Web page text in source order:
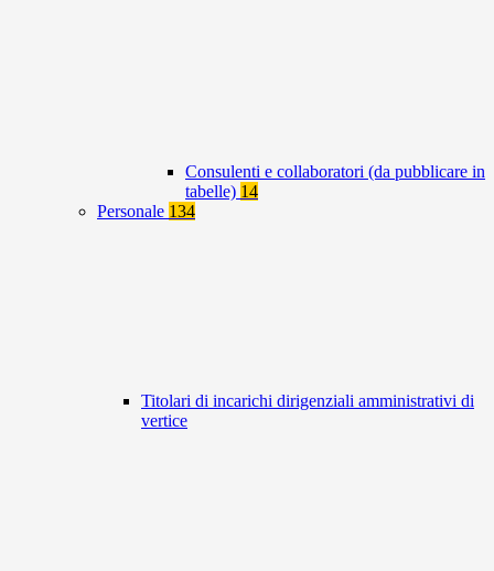
Consulenti e collaboratori (da pubblicare in
tabelle) 14
Personale 134
Titolari di incarichi dirigenziali amministrativi di
vertice